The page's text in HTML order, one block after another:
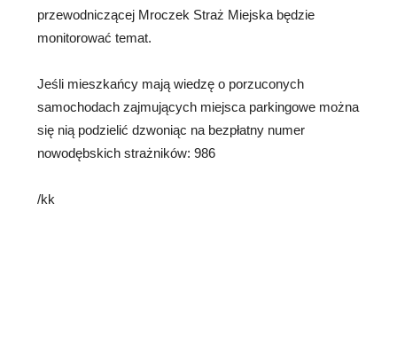
przewodniczącej Mroczek Straż Miejska będzie
monitorować temat.
Jeśli mieszkańcy mają wiedzę o porzuconych
samochodach zajmujących miejsca parkingowe można
się nią podzielić dzwoniąc na bezpłatny numer
nowodębskich strażników: 986
/kk